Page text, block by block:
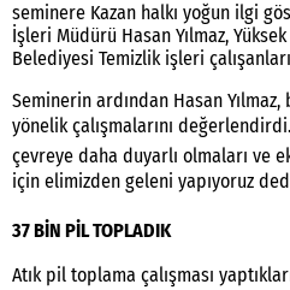
seminere Kazan halkı yoğun ilgi
İşleri Müdürü Hasan Yılmaz,
Belediyesi Temizlik işleri
Seminerin ardından Hasan
yönelik çalışmalarını değerlendirdi.
çevreye daha duyarlı olmaları ve
için elimizden geleni yapıyoruz
37 BİN PİL TOPLADIK
Atık pil toplama çalışması